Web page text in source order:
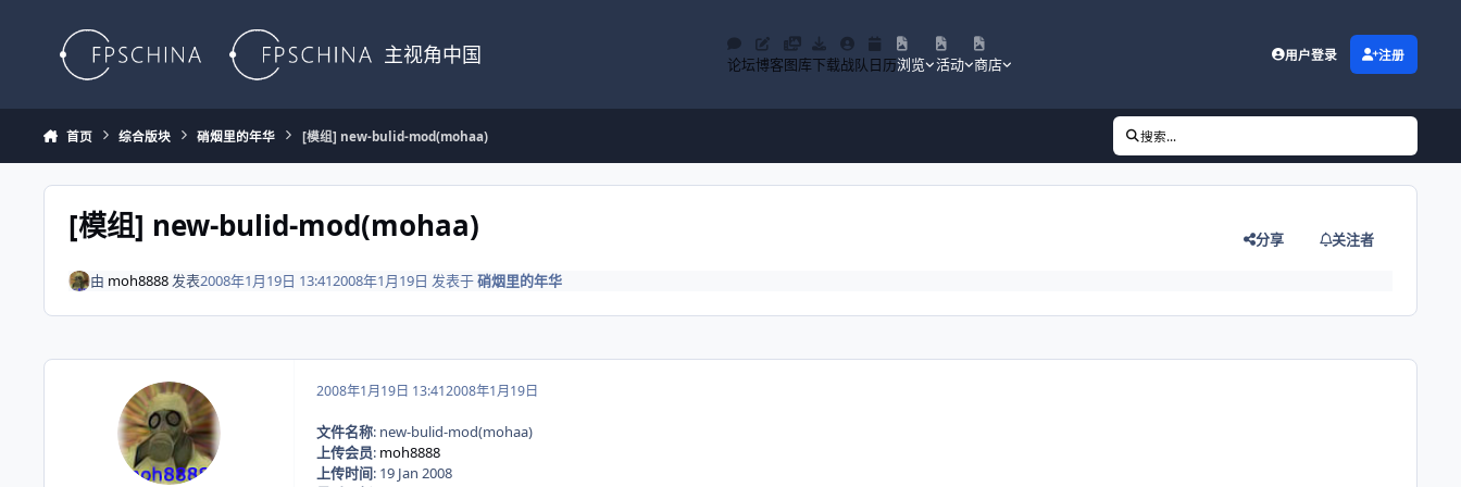
主视角中国 论坛博客图库下载战队 日历浏览 活动 商店
用户登录 注册
首页 综合版块 硝烟里的年华 [模组] new-bulid-mod(mohaa) 搜索...
[模组] new-bulid-mod(mohaa) 分享 关注者
由 moh8888发表2008年1月19日 13:412008年1月19日 发表于硝烟里的年华
2008年1月19日 13:412008年1月19日
文件名称: new-bulid-mod(mohaa)
上传会员: moh8888
上传时间: 19 Jan 2008